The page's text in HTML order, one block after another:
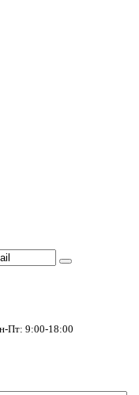
Пт: 9:00-18:00